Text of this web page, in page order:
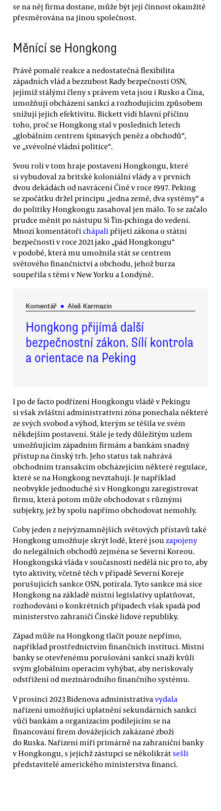
se na něj firma dostane, může být její činnost okamžitě
přesměrována na jinou společnost.
Měnící se Hongkong
Právě pomalé reakce a nedostatečná flexibilita
západních vlád a bezzubost Rady bezpečnosti OSN,
jejímiž stálými členy s právem veta jsou i Rusko a Čína,
umožňují obcházení sankcí a rozhodujícím způsobem
snižují jejich efektivitu. Bickett vidí hlavní příčinu
toho, proč se Hongkong stal v posledních letech
„globálním centrem špinavých peněz a obchodů“,
ve „svévolné vládní politice“.
Svou roli v tom hraje postavení Hongkongu, které
si vybudoval za britské koloniální vlády a v prvních
dvou dekádách od navrácení Číně v roce 1997. Peking
se zpočátku držel principu „jedna země, dva systémy“ a
do politiky Hongkongu zasahoval jen málo. To se začalo
prudce měnit po nástupu Si Ťin-pchinga do vedení.
Mnozí komentátořichápalipřijetí zákona o státní
bezpečnosti v roce 2021 jako „pád Hongkongu“
v podobě, která mu umožnila stát se centrem
světového finančnictví a obchodu, jehož burza
soupeřila s těmi v New Yorku a Londýně.
Komentář ● Aleš Karmazin
Hongkong přijímá další
bezpečnostní zákon. Sílí kontrola
a orientace na Peking
I po de facto podřízení Hongkongu vládě v Pekingu
si však zvláštní administrativní zóna ponechala některé
ze svých svobod a výhod, kterým se těšila ve svém
někdejším postavení. Stále je tedy důležitým uzlem
umožňujícím západním firmám a bankám snadný
přístup na čínský trh. Jeho status tak nahrává
obchodním transakcím obcházejícím některé regulace,
které se na Hongkong nevztahují. Je například
neobvykle jednoduché si v Hongkongu zaregistrovat
firmu, která potom může obchodovat s různými
subjekty, jež by spolu napřímo obchodovat nemohly.
Coby jeden z nejvýznamnějších světových přístavů také
Hongkong umožňuje skrýt lodě, které jsou zapojeny
do nelegálních obchodů zejména se Severní Koreou.
Hongkongská vláda v současnosti nedělá nic pro to, aby
tyto aktivity, včetně těch v případě Severní Koreje
porušujících sankce OSN, potírala. Tyto sankce má sice
Hongkong na základě místní legislativy uplatňovat,
rozhodování o konkrétních případech však spadá pod
ministerstvo zahraničí Čínské lidové republiky.
Západ může na Hongkong tlačit pouze nepřímo,
například prostřednictvím finančních institucí. Místní
banky se otevřenému porušování sankcí snaží kvůli
svým globálním operacím vyhýbat, aby neriskovaly
odstřižení od mezinárodního finančního systému.
V prosinci 2023 Bidenova administrativa vydala
nařízení umožňující uplatnění sekundárních sankcí
vůči bankám a organizacím podílejícím se na
financování firem dovážejících zakázané zboží
do Ruska. Nařízení míří primárně na zahraniční banky
v Hongkongu, s jejichž zástupci se několikrátsešli
představitelé amerického ministerstva financí.